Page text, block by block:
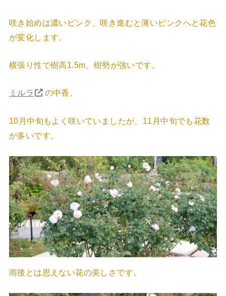
咲き始めは濃いピンク、咲き進むと薄いピンクへと花色
が変化します。
横張り性で樹高1.5m、樹勢が強いです。
ミルラ の中香。
10月中旬もよく咲いていましたが、11月中旬でも花数
が多いです。
雨後とは思えない花の美しさです。